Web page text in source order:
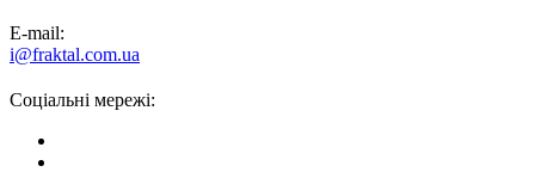
E-mail:
i@fraktal.com.ua
Соціальні мережі: